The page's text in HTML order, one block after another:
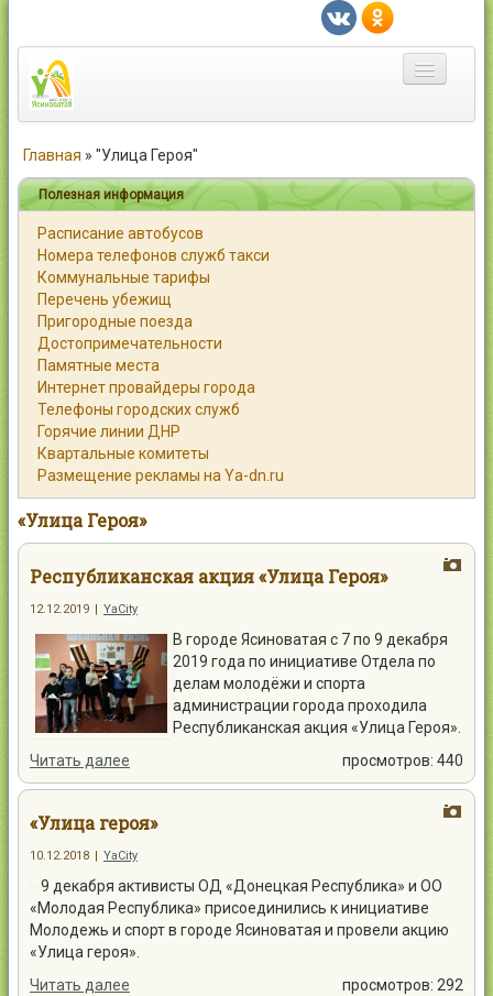
Город
Статьи
Каталог
Справочник
Работа
Объявления
Помощь
Контакты
Войти
Главная » "Улица Героя"
Полезная информация
Расписание автобусов
Номера телефонов служб такси
Коммунальные тарифы
Перечень убежищ
Пригородные поезда
Достопримечательности
Памятные места
Интернет провайдеры города
Телефоны городских служб
Горячие линии ДНР
Квартальные комитеты
Размещение рекламы на Ya-dn.ru
«Улица Героя»
Республиканская акция «Улица Героя»
12.12.2019 | YaCity
В городе Ясиноватая с 7 по 9 декабря
2019 года по инициативе Отдела по
делам молодёжи и спорта
администрации города проходила
Республиканская акция «Улица Героя».
Читать далее
просмотров: 440
«Улица героя»
10.12.2018 | YaCity
9 декабря активисты ОД «Донецкая Республика» и ОО
«Молодая Республика» присоединились к инициативе
Молодежь и спорт в городе Ясиноватая и провели акцию
«Улица героя».
Читать далее
просмотров: 292